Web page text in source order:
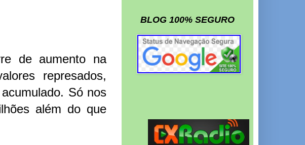
de aumento na
represados,
Só nos
além do que
BLOG 100% SEGURO